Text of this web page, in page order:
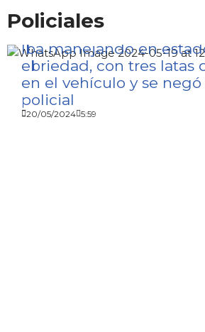
Policiales
Iba manejando en
ebriedad, con tres latas
en el vehículo y se
policial
20/05/2024 5:59